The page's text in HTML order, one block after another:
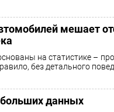
мешает
на статистике –
без детального
данных